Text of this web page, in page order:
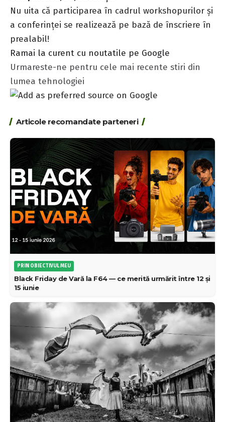
Nu uita că participarea în cadrul workshopurilor și
a conferinței se realizează pe bază de înscriere în
prealabil!
Ramai la curent cu noutatile pe Google
Urmareste-ne pentru cele mai recente stiri din
lumea tehnologiei
Articole recomandate parteneri
PRIN OBIECTIVUL MEU
Black Friday de Vară la F64 — ce merită urmărit între 12 și
15 iunie